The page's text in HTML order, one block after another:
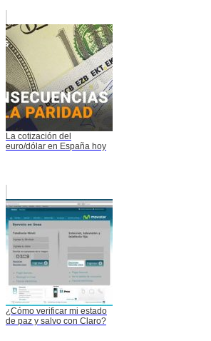
La cotización del
euro/dólar en España hoy
¿Cómo verificar mi estado
de paz y salvo con Claro?